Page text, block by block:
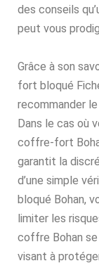
des conseils
peut vous
Grâce à son
fort bloqué
recommander
Dans le cas où
coffre-fort
garantit la
d’une simple
bloqué Bohan,
limiter les
coffre Bohan se
visant à